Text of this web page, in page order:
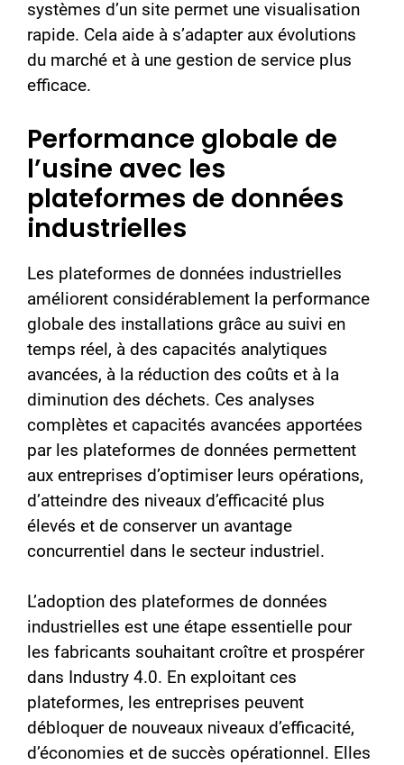
systèmes d’un site permet une visualisation
rapide. Cela aide à s’adapter aux évolutions
du marché et à une gestion de service plus
efficace.
Performance globale de
l’usine avec les
plateformes de données
industrielles
Les plateformes de données industrielles
améliorent considérablement la performance
globale des installations grâce au suivi en
temps réel, à des capacités analytiques
avancées, à la réduction des coûts et à la
diminution des déchets. Ces analyses
complètes et capacités avancées apportées
par les plateformes de données permettent
aux entreprises d’optimiser leurs opérations,
d’atteindre des niveaux d’efficacité plus
élevés et de conserver un avantage
concurrentiel dans le secteur industriel.
L’adoption des plateformes de données
industrielles est une étape essentielle pour
les fabricants souhaitant croître et prospérer
dans Industry 4.0. En exploitant ces
plateformes, les entreprises peuvent
débloquer de nouveaux niveaux d’efficacité,
d’économies et de succès opérationnel. Elles